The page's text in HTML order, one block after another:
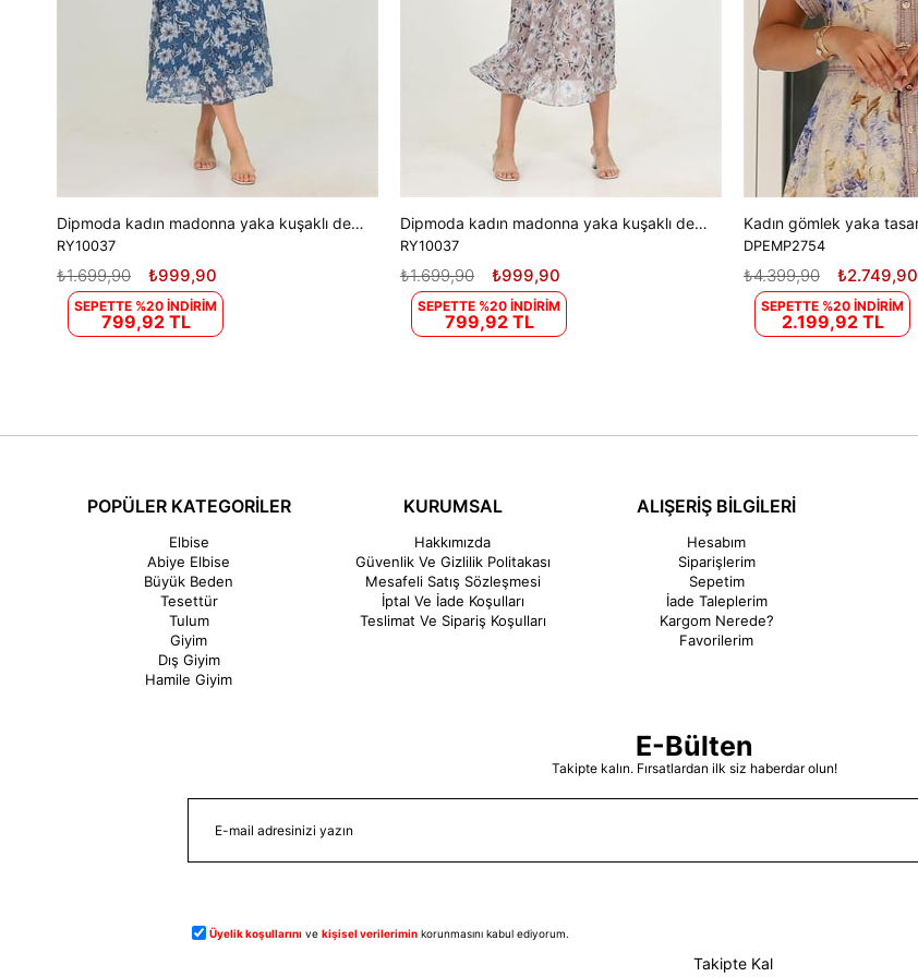
Dipmoda kadın madonna yaka kuşaklı desenli şifon elbise RY10037
RY10037
₺999,90
₺1.699,90
SEPETTE %20 İNDİRİM
799,92 TL
Dipmoda kadın madonna yaka kuşaklı desenli şifon elbise RY10037
RY10037
₺999,90
₺1.699,90
SEPETTE %20 İNDİRİM
799,92 TL
DPEMP2754
₺2.749,90
₺4.399,90
SEPETTE %20 İNDİRİM
2.199,92 TL
POPÜLER KATEGORİLER
Elbise
Abiye Elbise
Büyük Beden
Tesettür
Tulum
Giyim
Dış Giyim
Hamile Giyim
KURUMSAL
Hakkımızda
Güvenlik Ve Gizlilik Politakası
Mesafeli Satış Sözleşmesi
İptal Ve İade Koşulları
Teslimat Ve Sipariş Koşulları
ALIŞERİŞ BİLGİLERİ
Hesabım
Siparişlerim
Sepetim
İade Taleplerim
Kargom Nerede?
Favorilerim
E-Bülten
Takipte kalın. Fırsatlardan ilk siz haberdar olun!
Üyelik koşullarını ve kişisel verilerimin korunmasını kabul ediyorum.
Takipte Kal